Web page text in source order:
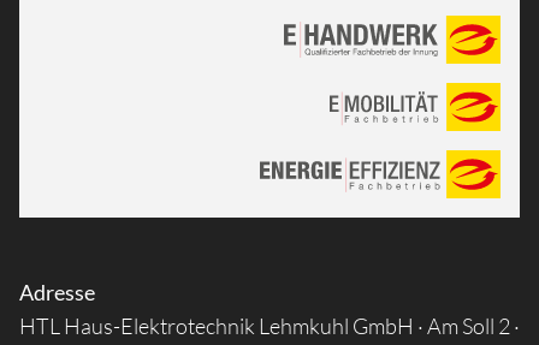
Adresse
HTL Haus-Elektrotechnik Lehmkuhl GmbH · Am Soll 2 ·